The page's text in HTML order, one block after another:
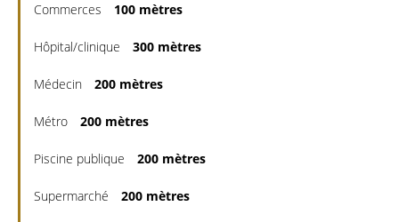
Commerces 100 mètres
Hôpital/clinique 300 mètres
Médecin 200 mètres
Métro 200 mètres
Piscine publique 200 mètres
Supermarché 200 mètres